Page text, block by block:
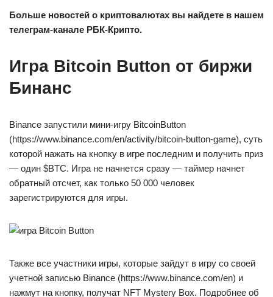
Больше новостей о криптовалютах вы найдете в нашем
телеграм-канале РБК-Крипто.
Игра Bitcoin Button от биржи
Бинанс
Binance запустили мини-игру BitcoinButton
(https://www.binance.com/en/activity/bitcoin-button-game), суть
которой нажать на кнопку в игре последним и получить приз
— один $BTC. Игра не начнется сразу — таймер начнет
обратный отсчет, как только 50 000 человек
зарегистрируются для игры.
Также все участники игры, которые зайдут в игру со своей
учетной записью Binance (https://www.binance.com/en) и
нажмут на кнопку, получат NFT Mystery Box. Подробнее об